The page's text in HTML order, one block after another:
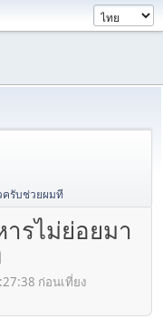
รับช่วยผมที
รไม่ย่อยมา
ก่อนเที่ยง